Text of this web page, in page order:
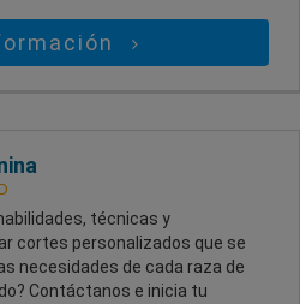
técnicas y
cortes personalizados que se
necesidades de cada raza de
Contáctanos e inicia tu